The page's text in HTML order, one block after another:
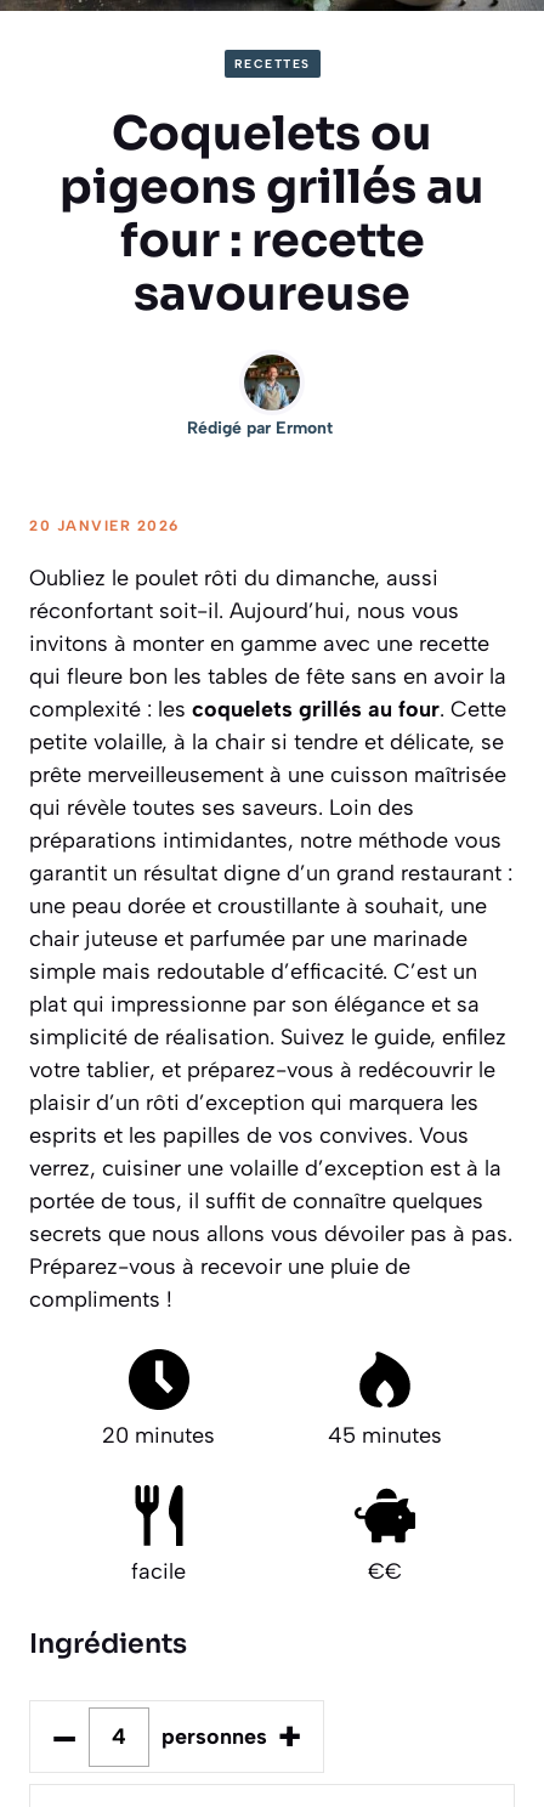
RECETTES
Coquelets ou
pigeons grillés au
four : recette
savoureuse
Rédigé par Ermont
20 JANVIER 2026
Oubliez le poulet rôti du dimanche, aussi
réconfortant soit-il. Aujourd’hui, nous vous
invitons à monter en gamme avec une recette
qui fleure bon les tables de fête sans en avoir la
complexité : les coquelets grillés au four. Cette
petite volaille, à la chair si tendre et délicate, se
prête merveilleusement à une cuisson maîtrisée
qui révèle toutes ses saveurs. Loin des
préparations intimidantes, notre méthode vous
garantit un résultat digne d’un grand restaurant :
une peau dorée et croustillante à souhait, une
chair juteuse et parfumée par une marinade
simple mais redoutable d’efficacité. C’est un
plat qui impressionne par son élégance et sa
simplicité de réalisation. Suivez le guide, enfilez
votre tablier, et préparez-vous à redécouvrir le
plaisir d’un rôti d’exception qui marquera les
esprits et les papilles de vos convives. Vous
verrez, cuisiner une volaille d’exception est à la
portée de tous, il suffit de connaître quelques
secrets que nous allons vous dévoiler pas à pas.
Préparez-vous à recevoir une pluie de
compliments !
20 minutes 45 minutes
facile €€
Ingrédients
– personnes +